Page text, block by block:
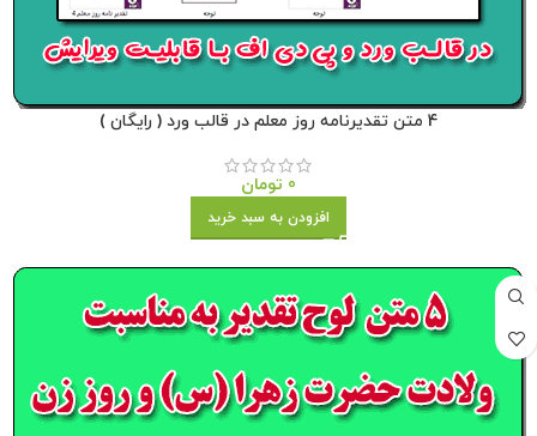
4 متن تقدیرنامه روز معلم در قالب ورد ( رایگان )
0 تومان
افزودن به سبد خرید